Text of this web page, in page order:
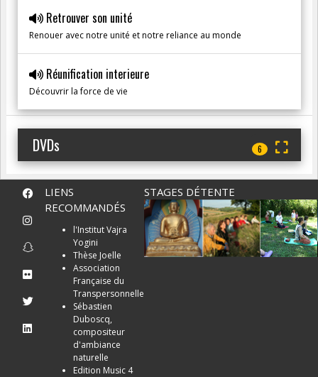
Retrouver son unité
Renouer avec notre unité et notre reliance au monde
Réunification interieure
Découvrir la force de vie
DVDs 6
LIENS
RECOMMANDÉS
l'Institut Vajra
Yogini
Thèse Joelle
Association
Française du
Transpersonnelle
Sébastien
Duboscq,
compositeur
d'ambiance
naturelle
Edition Music 4
STAGES DÉTENTE